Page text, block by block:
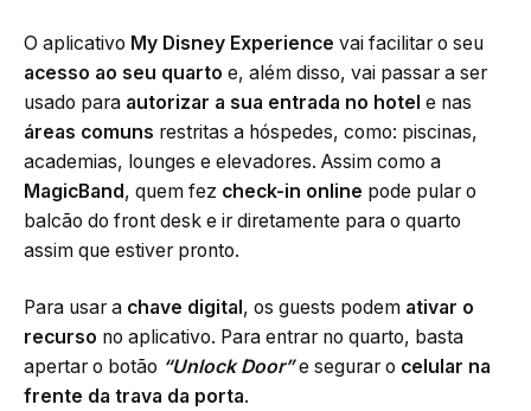
O aplicativo My Disney Experience vai facilitar o seu
acesso ao seu quarto e, além disso, vai passar a ser
usado para autorizar a sua entrada no hotel e nas
áreas comuns restritas a hóspedes, como: piscinas,
academias, lounges e elevadores. Assim como a
MagicBand , quem fez check-in online pode pular o
balcão do front desk e ir diretamente para o quarto
assim que estiver pronto.
Para usar a chave digital, os guests podem ativar o
recurso no aplicativo. Para entrar no quarto, basta
apertar o botão “Unlock Door”e segurar o celular na
frente da trava da porta.